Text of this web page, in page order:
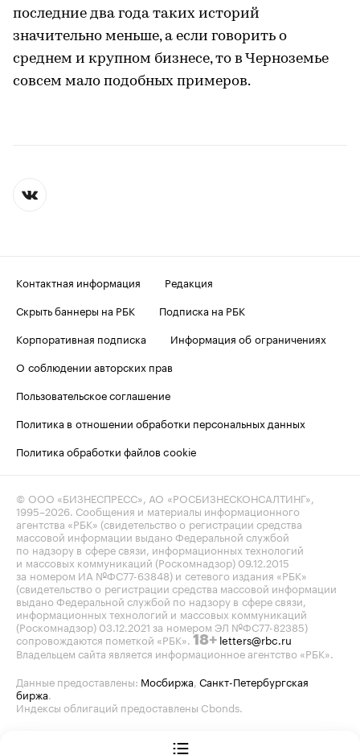
последние два года таких историй
значительно меньше, а если говорить о
среднем и крупном бизнесе, то в Черноземье
совсем мало подобных примеров.
Контактная информация
Редакция
Скрыть баннеры на РБК
Подписка на РБК
Корпоративная подписка
Информация об ограничениях
О соблюдении авторских прав
Пользовательское соглашение
Политика в отношении обработки персональных данных
Политика обработки файлов cookie
© ООО «БИЗНЕСПРЕСС», АО «РОСБИЗНЕСКОНСАЛТИНГ»,
1995–2026 . Сообщения и материалы информационного
агентства «РБК» (свидетельство о регистрации средства
массовой информации выдано Федеральной службой
по надзору в сфере связи, информационных технологий
и массовых коммуникаций (Роскомнадзор) 09.12.2015
за номером ИА №ФС77-63848) и сетевого издания «РБК»
(свидетельство о регистрации средства массовой информации
выдано Федеральной службой по надзору в сфере связи,
информационных технологий и массовых коммуникаций
(Роскомнадзор) 03.12.2021 за номером ЭЛ №ФС77-82385)
сопровождаются пометкой «РБК». 18+ letters@rbc.ru
Владельцем сайта является информационное агентство «РБК».
Данные предоставлены: Мосбиржа Санкт-Петербургская
биржа
Индексы облигаций предоставлены Cbonds.